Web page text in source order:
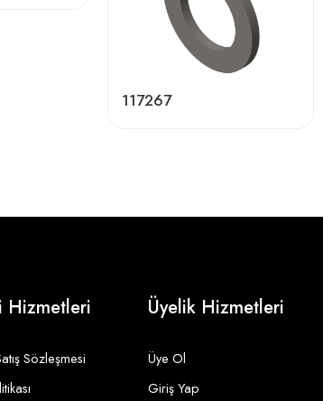
117267
Hizmetleri
Sözleşmesi
Üyelik Hizmetleri
Üye Ol
Giriş Yap